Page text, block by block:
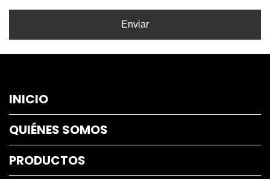
Enviar
INICIO
QUIÉNES SOMOS
PRODUCTOS